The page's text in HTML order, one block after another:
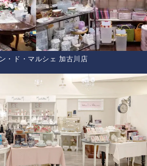
・ド・マルシェ 加古川店